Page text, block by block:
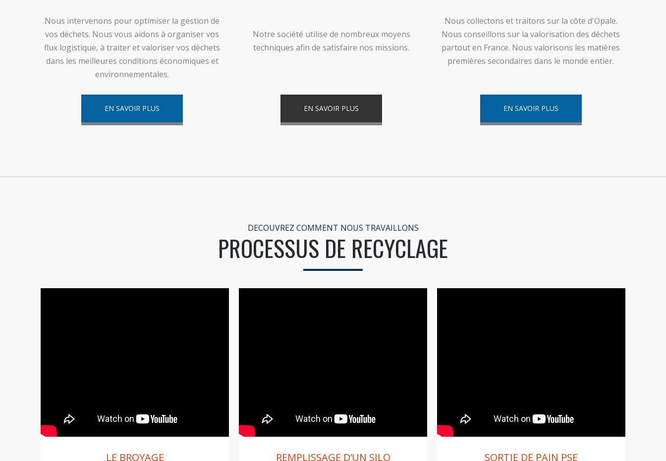
Nous intervenons pour optimiser la gestion de
vos déchets. Nous vous aidons à organiser vos
flux logistique, à traiter et valoriser vos déchets
dans les meilleures conditions économiques et
environnementales.
EN SAVOIR PLUS
Notre société utilise de nombreux moyens
techniques afin de satisfaire nos missions.
EN SAVOIR PLUS
Nous collectons et traitons sur la côte d'Opale.
Nous conseillons sur la valorisation des déchets
partout en France. Nous valorisons les matières
premières secondaires dans le monde entier.
EN SAVOIR PLUS
DECOUVREZ COMMENT NOUS TRAVAILLONS
PROCESSUS DE RECYCLAGE
LE BROYAGE REMPLISSAGE D’UN SILO SORTIE DE PAIN PSE